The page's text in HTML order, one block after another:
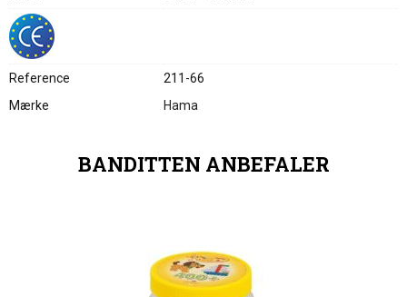
Reference
211-66
Mærke
Hama
BANDITTEN ANBEFALER